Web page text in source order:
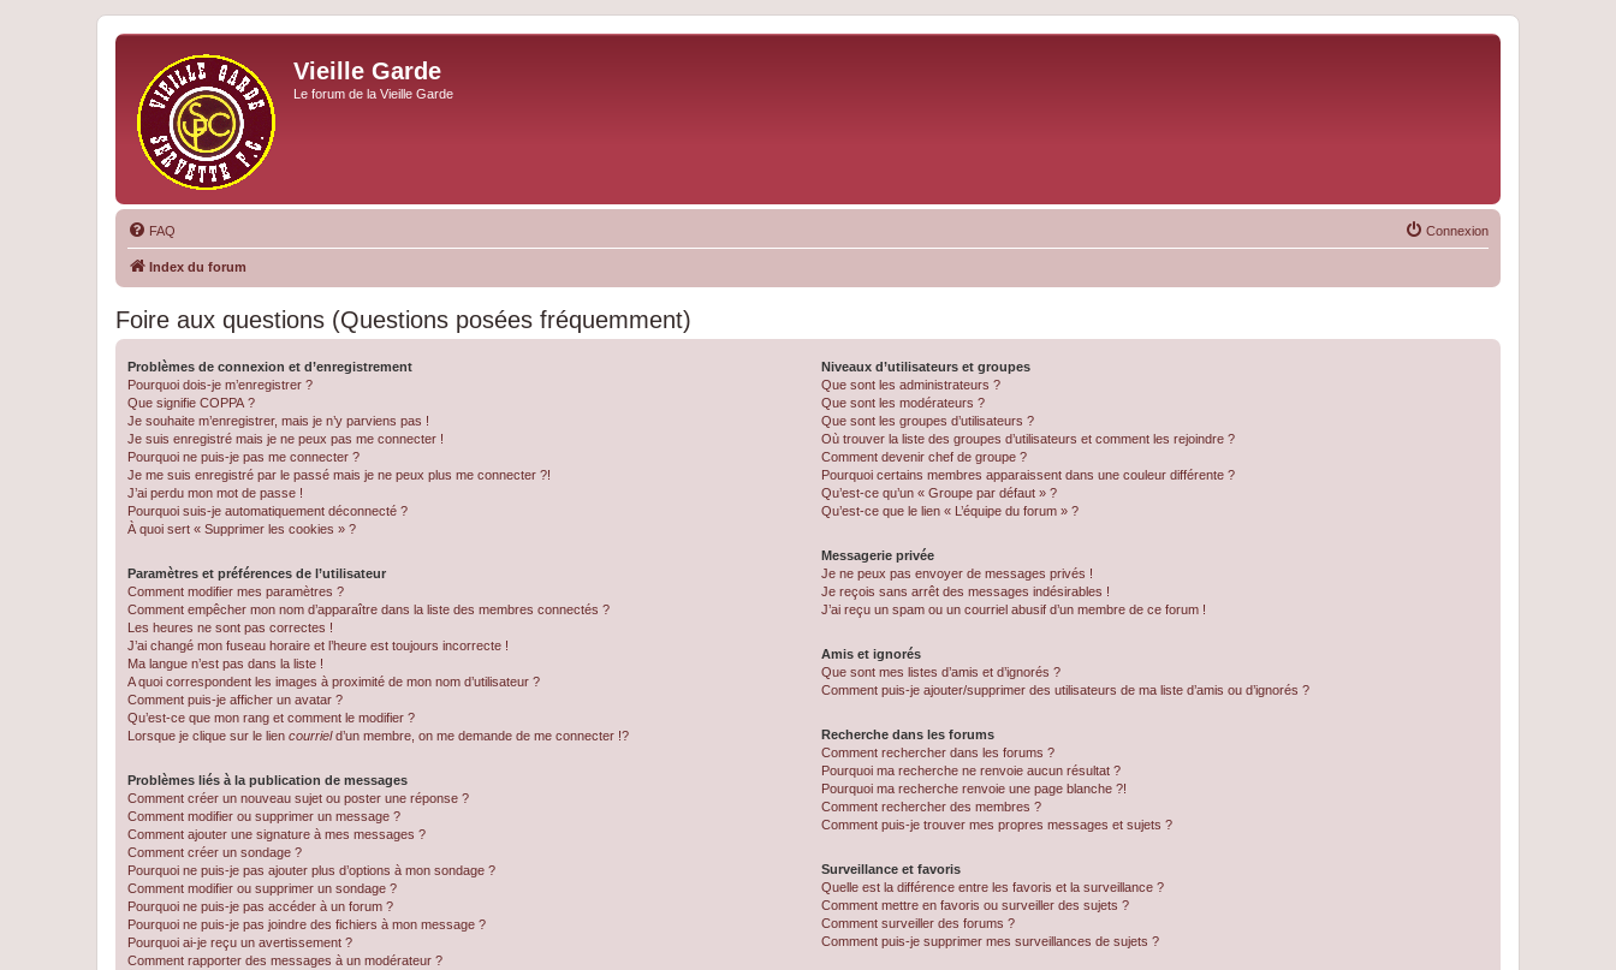
Vieille Garde
Le forum de la Vieille Garde
FAQ Connexion
Index du forum
Foire aux questions (Questions posées fréquemment)
Problèmes de connexion et d’enregistrement
Pourquoi dois-je m’enregistrer ?
Que signifie COPPA ?
Je souhaite m’enregistrer, mais je n’y parviens pas !
Je suis enregistré mais je ne peux pas me connecter !
Pourquoi ne puis-je pas me connecter ?
Je me suis enregistré par le passé mais je ne peux plus me connecter ?!
J’ai perdu mon mot de passe !
Pourquoi suis-je automatiquement déconnecté ?
À quoi sert « Supprimer les cookies » ?
Paramètres et préférences de l’utilisateur
Comment modifier mes paramètres ?
Comment empêcher mon nom d’apparaître dans la liste des membres connectés ?
Les heures ne sont pas correctes !
J’ai changé mon fuseau horaire et l’heure est toujours incorrecte !
Ma langue n’est pas dans la liste !
A quoi correspondent les images à proximité de mon nom d’utilisateur ?
Comment puis-je afficher un avatar ?
Qu’est-ce que mon rang et comment le modifier ?
Lorsque je clique sur le lien courrield’un membre, on me demande de me connecter !?
Problèmes liés à la publication de messages
Comment créer un nouveau sujet ou poster une réponse ?
Comment modifier ou supprimer un message ?
Comment ajouter une signature à mes messages ?
Comment créer un sondage ?
Pourquoi ne puis-je pas ajouter plus d’options à mon sondage ?
Comment modifier ou supprimer un sondage ?
Pourquoi ne puis-je pas accéder à un forum ?
Pourquoi ne puis-je pas joindre des fichiers à mon message ?
Pourquoi ai-je reçu un avertissement ?
Comment rapporter des messages à un modérateur ?
Niveaux d’utilisateurs et groupes
Que sont les administrateurs ?
Que sont les modérateurs ?
Que sont les groupes d’utilisateurs ?
Où trouver la liste des groupes d’utilisateurs et comment les rejoindre ?
Comment devenir chef de groupe ?
Pourquoi certains membres apparaissent dans une couleur différente ?
Qu’est-ce qu’un « Groupe par défaut » ?
Qu’est-ce que le lien « L’équipe du forum » ?
Messagerie privée
Je ne peux pas envoyer de messages privés !
Je reçois sans arrêt des messages indésirables !
J’ai reçu un spam ou un courriel abusif d’un membre de ce forum !
Amis et ignorés
Que sont mes listes d’amis et d’ignorés ?
Comment puis-je ajouter/supprimer des utilisateurs de ma liste d’amis ou d’ignorés ?
Recherche dans les forums
Comment rechercher dans les forums ?
Pourquoi ma recherche ne renvoie aucun résultat ?
Pourquoi ma recherche renvoie une page blanche ?!
Comment rechercher des membres ?
Comment puis-je trouver mes propres messages et sujets ?
Surveillance et favoris
Quelle est la différence entre les favoris et la surveillance ?
Comment mettre en favoris ou surveiller des sujets ?
Comment surveiller des forums ?
Comment puis-je supprimer mes surveillances de sujets ?